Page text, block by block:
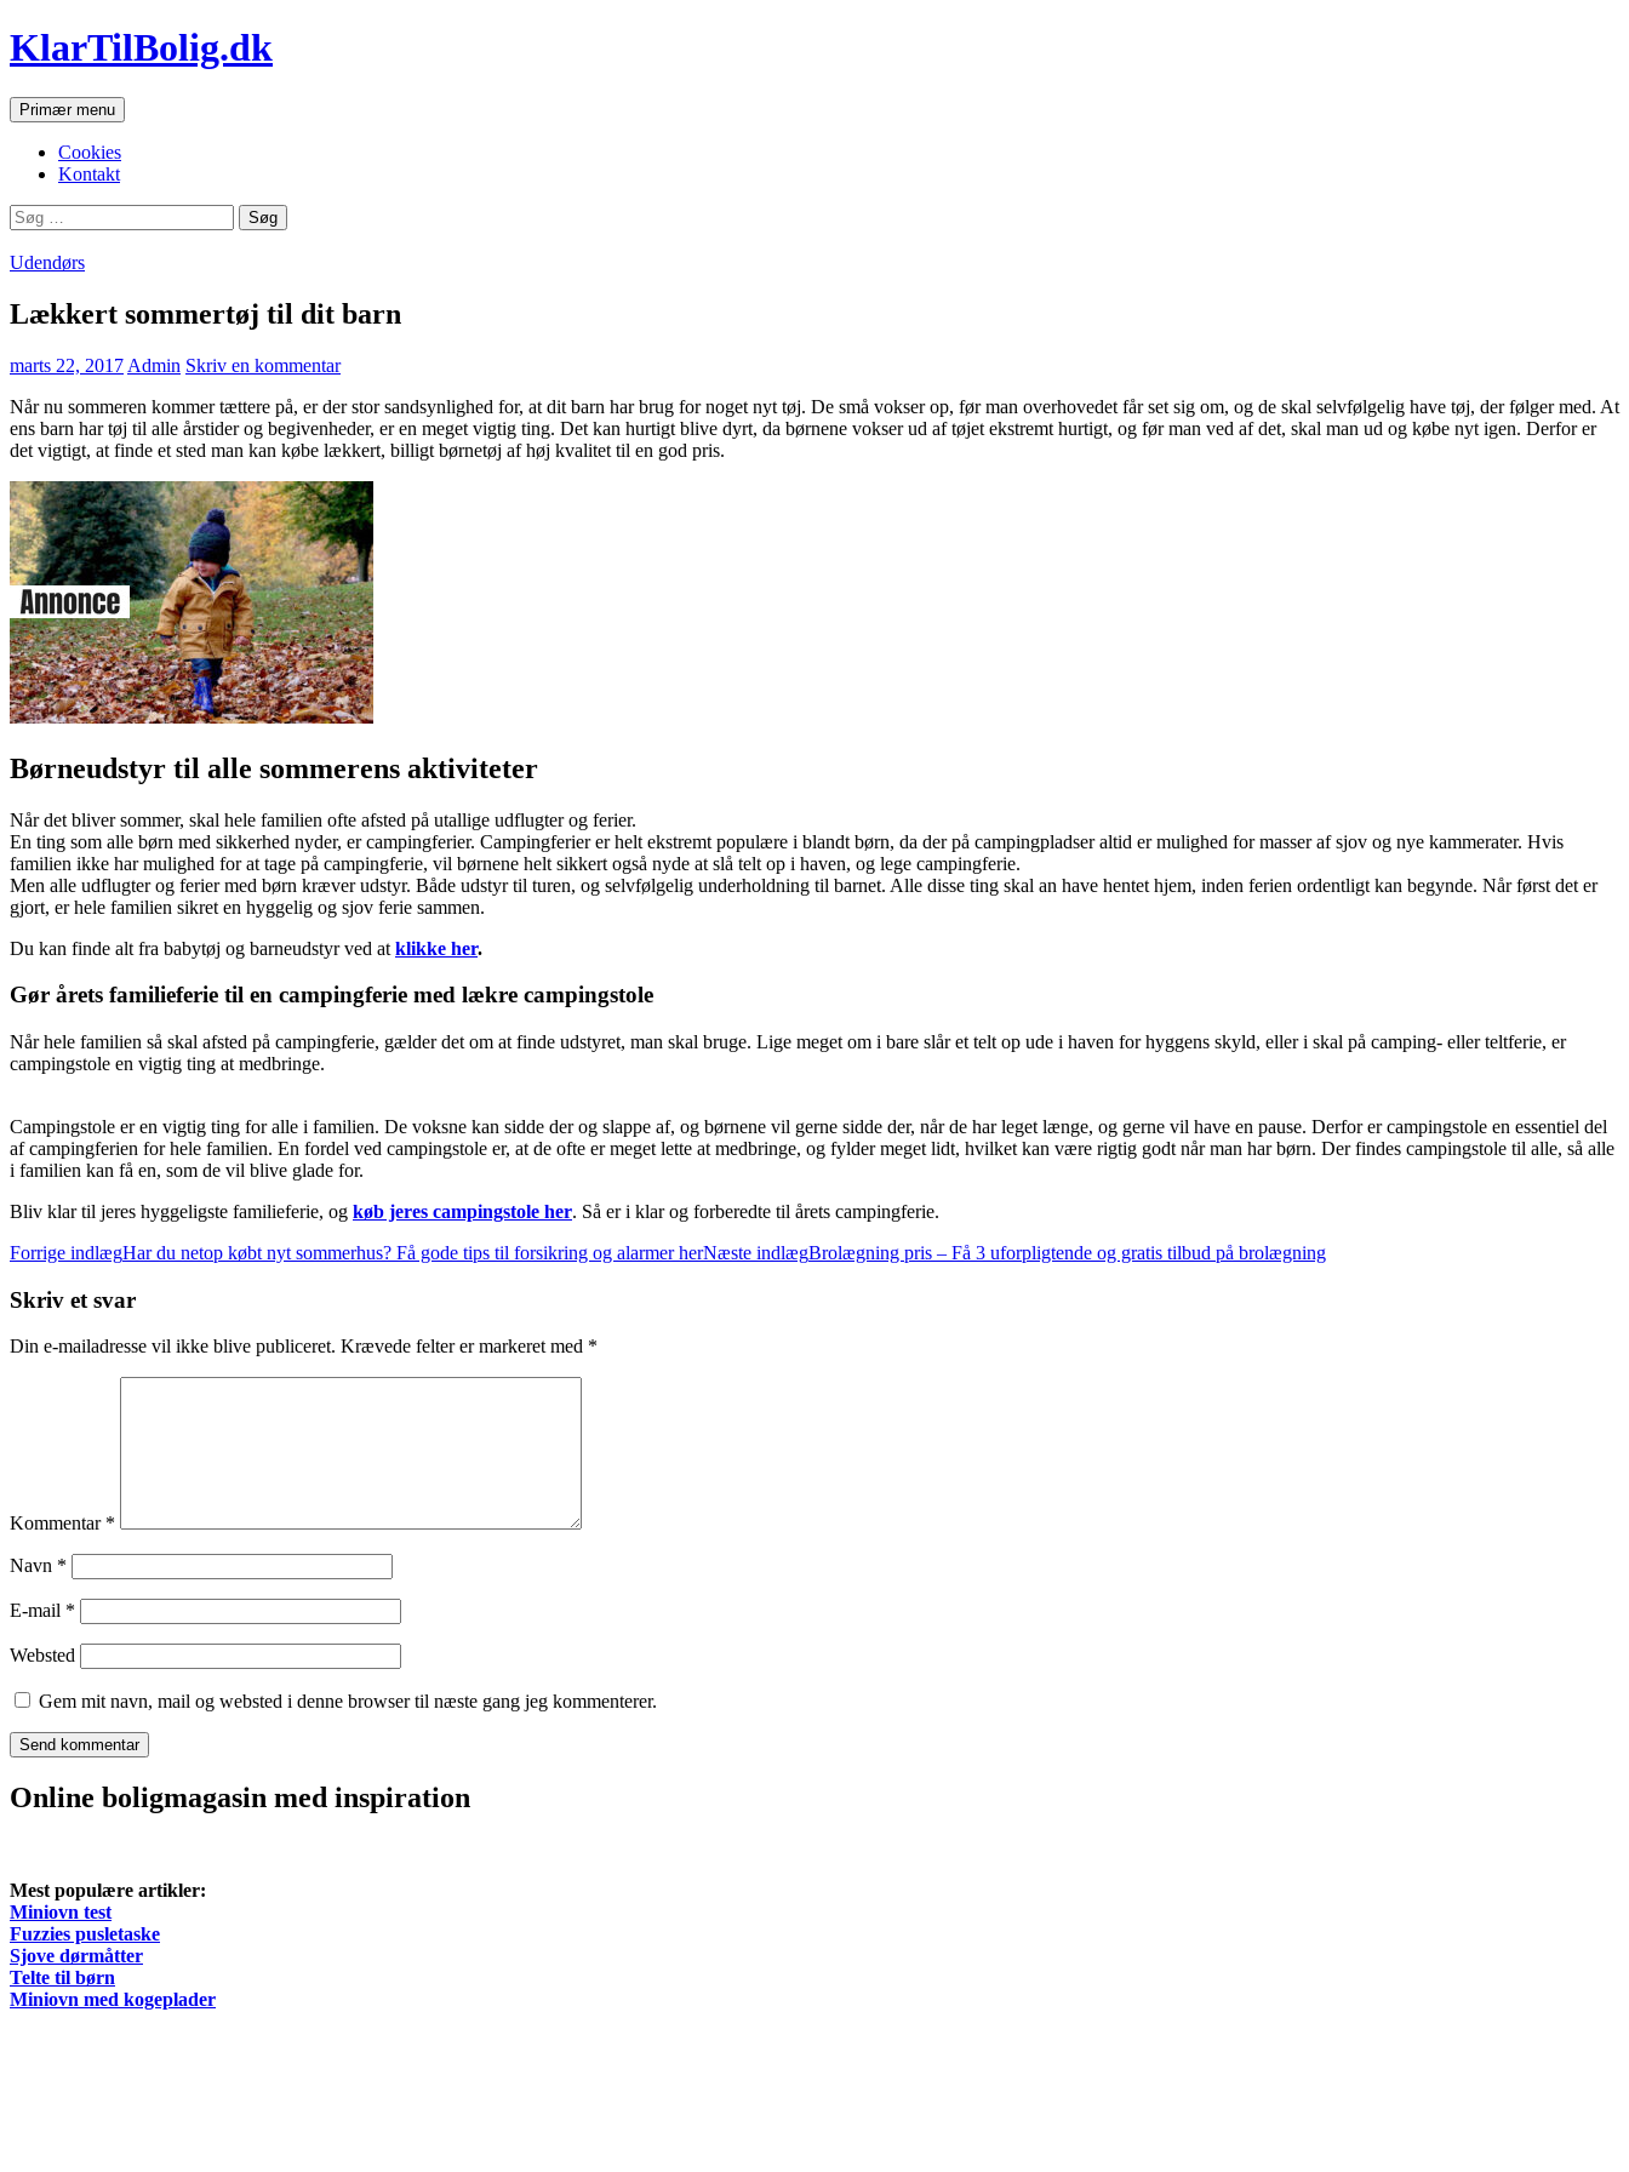
Hop
til
KlarTilBolig.dk
SøgPrimær menu
Cookies
Kontakt
Søg
efter:
Udendørs
Lækkert sommertøj til dit barn
marts 22, 2017 Admin Skriv en kommentar
Når nu sommeren kommer tættere på, er der stor sandsynlighed for, at dit barn har brug for noget nyt tøj. De små vokser op, før man overhovedet får set sig om, og de skal selvfølgelig have tøj, der følger med. At
ens barn har tøj til alle årstider og begivenheder, er en meget vigtig ting. Det kan hurtigt blive dyrt, da børnene vokser ud af tøjet ekstremt hurtigt, og før man ved af det, skal man ud og købe nyt igen. Derfor er
det vigtigt, at finde et sted man kan købe lækkert, billigt børnetøj af høj kvalitet til en god pris.
Børneudstyr til alle sommerens aktiviteter
Når det bliver sommer, skal hele familien ofte afsted på utallige udflugter og ferier.
En ting som alle børn med sikkerhed nyder, er campingferier. Campingferier er helt ekstremt populære i blandt børn, da der på campingpladser altid er mulighed for masser af sjov og nye kammerater. Hvis
familien ikke har mulighed for at tage på campingferie, vil børnene helt sikkert også nyde at slå telt op i haven, og lege campingferie.
Men alle udflugter og ferier med børn kræver udstyr. Både udstyr til turen, og selvfølgelig underholdning til barnet. Alle disse ting skal an have hentet hjem, inden ferien ordentligt kan begynde. Når først det er
gjort, er hele familien sikret en hyggelig og sjov ferie sammen.
Du kan finde alt fra babytøj og barneudstyr ved at klikke her.
Gør årets familieferie til en campingferie med lækre campingstole
Når hele familien så skal afsted på campingferie, gælder det om at finde udstyret, man skal bruge. Lige meget om i bare slår et telt op ude i haven for hyggens skyld, eller i skal på camping- eller teltferie, er
campingstole en vigtig ting at medbringe.
Campingstole er en vigtig ting for alle i familien. De voksne kan sidde der og slappe af, og børnene vil gerne sidde der, når de har leget længe, og gerne vil have en pause. Derfor er campingstole en essentiel del
af campingferien for hele familien. En fordel ved campingstole er, at de ofte er meget lette at medbringe, og fylder meget lidt, hvilket kan være rigtig godt når man har børn. Der findes campingstole til alle, så alle
i familien kan få en, som de vil blive glade for.
Bliv klar til jeres hyggeligste familieferie, og køb jeres campingstole her. Så er i klar og forberedte til årets campingferie.
Indlægsnavigation
Forrige indlægHar du netop købt nyt sommerhus? Få gode tips til forsikring og alarmer herNæste indlægBrolægning pris – Få 3 uforpligtende og gratis tilbud på brolægning
Skriv et svar
Din e-mailadresse vil ikke blive publiceret. Krævede felter er markeret med *
Kommentar *
Navn *
E-mail *
Websted
Gem mit navn, mail og websted i denne browser til næste gang jeg kommenterer.
Online boligmagasin med inspiration
Mest populære artikler:
Miniovn test
Fuzzies pusletaske
Sjove dørmåtter
Telte til børn
Miniovn med kogeplader